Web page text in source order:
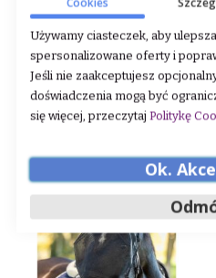
Siatka na chrapy LeMieux
"Grackle" Black
Rating:
0%
129,00 zł
Używamy ciasteczek, aby
spersonalizowane oferty i
Jeśli nie zaakceptujesz
doświadczenia mogą być
się więcej, przeczytaj Politykę
Ok.